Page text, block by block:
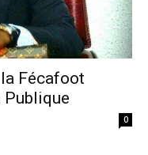
la Fécafoot
Publique
0